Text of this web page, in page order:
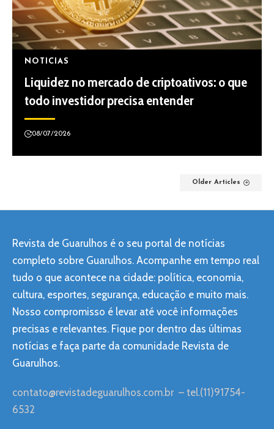
NOTICIAS
Liquidez no mercado de criptoativos: o que
todo investidor precisa entender
08/07/2026
Older Articles
Revista de Guarulhos é o seu portal de notícias
completo sobre Guarulhos. Acompanhe em tempo real
tudo o que acontece na cidade: política, economia,
cultura, esportes, segurança, educação e muito mais.
Nosso compromisso é levar até você informações
precisas e relevantes. Fique por dentro das últimas
notícias e faça parte da comunidade Revista de
Guarulhos.
contato@revistadeguarulhos.com.br– tel.(11)91754-
6532